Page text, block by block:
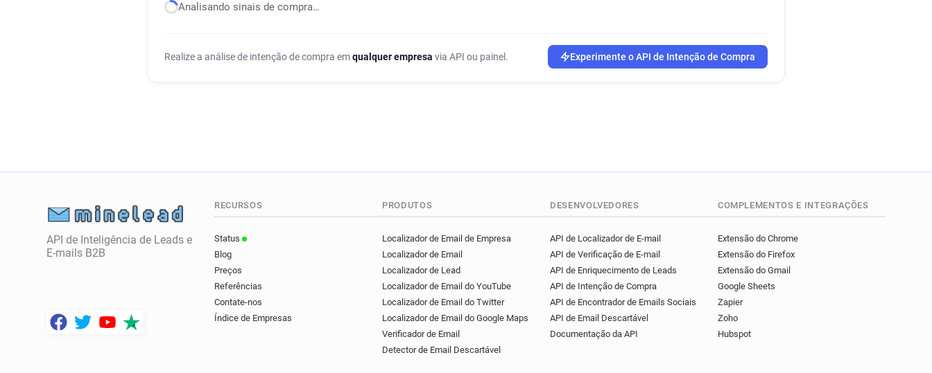
Analisando sinais de compra…
Realize a análise de intenção de compra emqualquer empresa via API ou painel. Experimente o API de Intenção de Compra
API de Inteligência de Leads e
E-mails B2B
RECURSOS
Status
Blog
Preços
Referências
Contate-nos
Índice de Empresas
PRODUTOS
Localizador de Email de Empresa
Localizador de Email
Localizador de Lead
Localizador de Email do YouTube
Localizador de Email do Twitter
Localizador de Email do Google Maps
Verificador de Email
Detector de Email Descartável
DESENVOLVEDORES
API de Localizador de E-mail
API de Verificação de E-mail
API de Enriquecimento de Leads
API de Intenção de Compra
API de Encontrador de Emails Sociais
API de Email Descartável
Documentação da API
COMPLEMENTOS E INTEGRAÇÕES
Extensão do Chrome
Extensão do Firefox
Extensão do Gmail
Google Sheets
Zapier
Zoho
Hubspot